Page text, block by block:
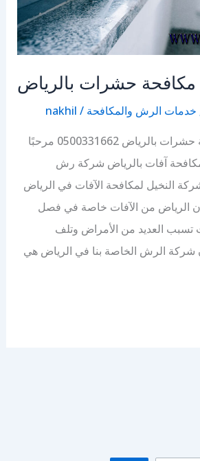
حشرات بالرياض
خدمات الرش والمكافحة /
nakhil
افضل شركة مكافحة حشرات بالرياض 0500331662 مرحبًا
آفات بالرياض شركة رش
النخيل لمكافحة الآفات في الرياض
الرياض من الآفات خاصة في فصل
العديد من الأمراض وتلف
شركة الرش الخاصة بنا في الرياض هي